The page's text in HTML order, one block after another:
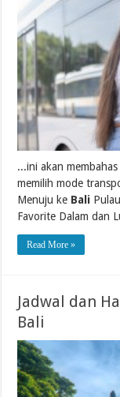
...ini akan
memilih mode
Menuju ke Bali
Favorite Dalam dan
Read More »
Jadwal dan
Bali